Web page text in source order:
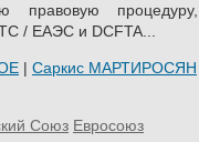
правовую процедуру,
/ ЕАЭС и DCFTA...
| Саркис МАРТИРОСЯН
Союз Евросоюз